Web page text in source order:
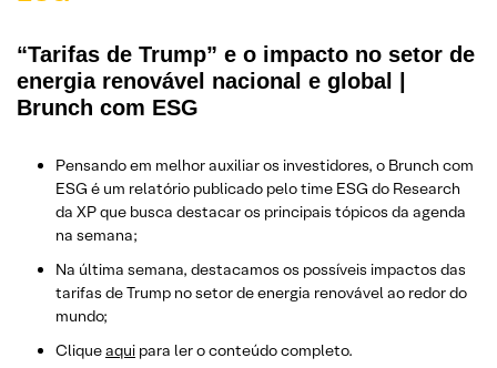
“Tarifas de Trump” e o impacto no setor de
energia renovável nacional e global |
Brunch com ESG
Pensando em melhor auxiliar os investidores, o Brunch com
ESG é um relatório publicado pelo time ESG do Research
da XP que busca destacar os principais tópicos da agenda
na semana;
Na última semana, destacamos os possíveis impactos das
tarifas de Trump no setor de energia renovável ao redor do
mundo;
Cliqueaqui para ler o conteúdo completo.